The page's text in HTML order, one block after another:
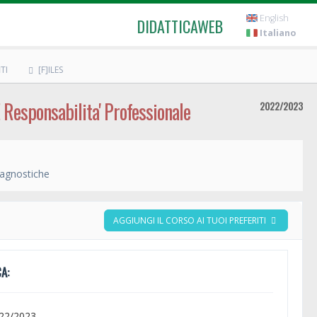
DIDATTICAWEB
English
Italiano
[F]ILES
Professionale 2022/2023
AGGIUNGI IL CORSO AI TUOI PREFERITI